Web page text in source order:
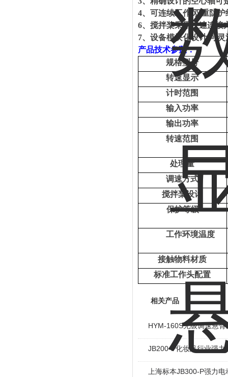
4、可连续工作,双重防
6、搅拌桨采用快速连接
7、设备模块化设计,可灵
产品技术参数：
规格型号
转速显示
计时范围
输入功率
输出功率
转速范围
处理量
调速方式
搅拌桨设计
保护等级
工作环境温度
接触物料材质
标准工作头配置
相关产品
HYM-160S无级调速悬
JB200-P化妆品行业强力
上海标本JB300-P强力